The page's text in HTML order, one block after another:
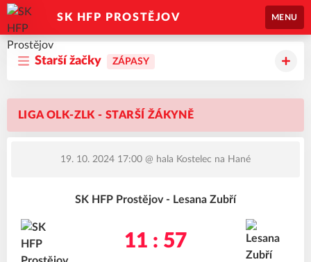
SK HFP PROSTĚJOV MENU
Starší žačky ZÁPASY
LIGA OLK-ZLK - STARŠÍ ŽÁKYNĚ
19. 10. 2024 17:00 @ hala Kostelec na Hané
SK HFP Prostějov - Lesana Zubří
11 : 57